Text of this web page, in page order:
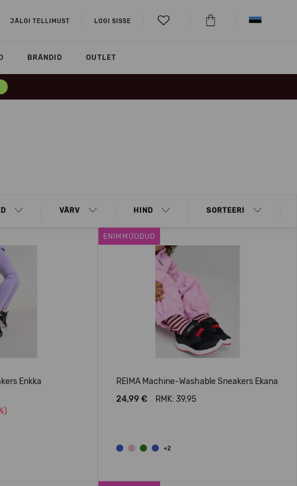
JÄLGI TELLIMUST LOGI SISSE
BRÄNDID OUTLET
VÄRV HIND SORTEERI
Enkka
ENIMMÜÜDUD
REIMA Machine-Washable Sneakers Ekana
24,99 €
RMK: 39.95
+2